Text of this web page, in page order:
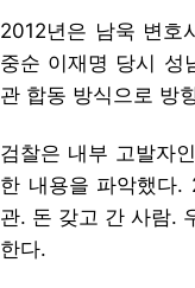
관. 돈 갖고 간 사람.
한다.
하면 가고 그래요”라
━
A의원 “사실 아냐…B